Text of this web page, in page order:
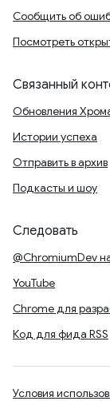
Сообщить об
Посмотреть
Связанный
Обновления
Истории успеха
Отправить в архив
Подкасты и шоу
Следовать
@ChromiumDev
YouTube
Chrome для
Код для фида RSS
Условия